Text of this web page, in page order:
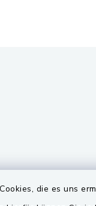
die es uns